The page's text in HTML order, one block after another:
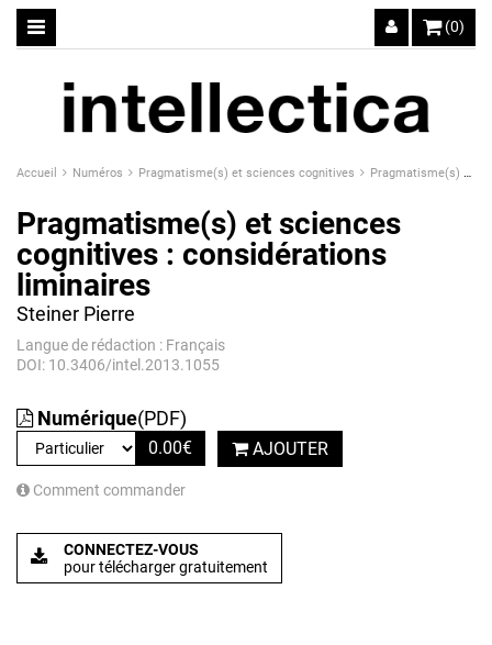
(0)
Accueil Numéros Pragmatisme(s) et sciences cognitives Pragmatisme(s) et sciences cognitives : considérations liminaires
Pragmatisme(s) et sciences
cognitives : considérations
liminaires
Steiner Pierre
Langue de rédaction : Français
DOI: 10.3406/intel.2013.1055
Numérique(PDF)
0.00€ AJOUTER
Comment commander
CONNECTEZ-VOUS
pour télécharger gratuitement